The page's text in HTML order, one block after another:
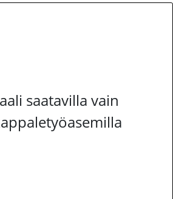
saatavilla vain